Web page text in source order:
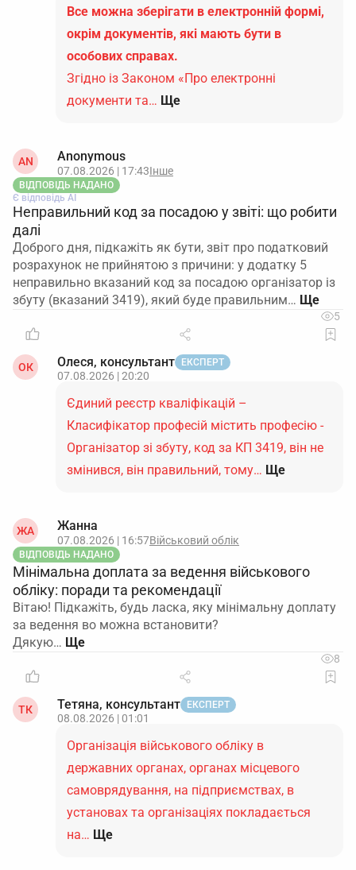
Все можна зберігати в електронній формі,
окрім документів, які мають бути в
особових справах.
Згідно із Законом «Про електронні
документи та… Ще
AN Anonymous
07.08.2026 | 17:43Інше
ВІДПОВІДЬ НАДАНО
Є відповідь АІ
Неправильний код за посадою у звіті: що робити
далі
Доброго дня, підкажіть як бути, звіт про податковий
розрахунок не прийнятою з причини: у додатку 5
неправильно вказаний код за посадою організатор із
збуту (вказаний 3419), який буде правильним…
5
ОК Олеся, консультант ЕКСПЕРТ
07.08.2026 | 20:20
Єдиний реєстр кваліфікацій –
Класифікатор професій містить професію -
Організатор зі збуту, код за КП 3419, він не
змінився, він правильний, тому… Ще
ЖА Жанна
07.08.2026 | 16:57Військовий облік
ВІДПОВІДЬ НАДАНО
Мінімальна доплата за ведення військового
обліку: поради та рекомендації
Вітаю! Підкажіть, будь ласка, яку мінімальну доплату
за ведення во можна встановити?
Дякую…
8
ТК Тетяна, консультант ЕКСПЕРТ
08.08.2026 | 01:01
Організація військового обліку в
державних органах, органах місцевого
самоврядування, на підприємствах, в
установах та організаціях покладається
на… Ще